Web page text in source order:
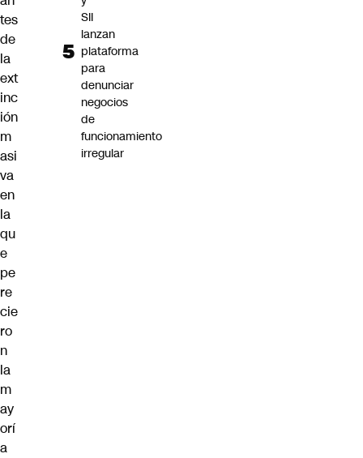
tes
de
la
ext
inc
ión
m
asi
va
en
la
qu
e
pe
re
cie
ro
n
la
m
ay
orí
a
SII
lanzan
plataforma
para
denunciar
negocios
de
funcionamiento
irregular